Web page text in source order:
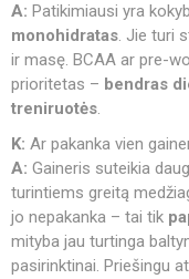
A: Patikimiausi yra
monohidratas. Jie turi
ir masę. BCAA ar pre-
prioritetas – bendras
treniruotės.
K: Ar pakanka vien
A: Gaineris suteikia
turintiems greitą
jo nepakanka – tai tik
mityba jau turtinga
pasirinktinai. Priešingu